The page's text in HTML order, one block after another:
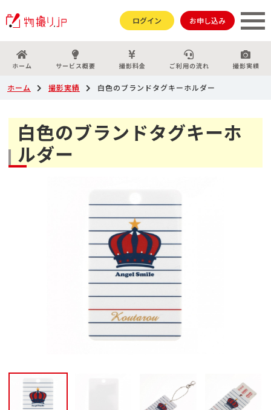
ログイン お申し込み
ホーム サービス概要 撮影料金 ご利用の流れ 撮影実績
ホーム 撮影実績 白色のブランドタグキーホルダー
白色のブランドタグキーホ
ルダー